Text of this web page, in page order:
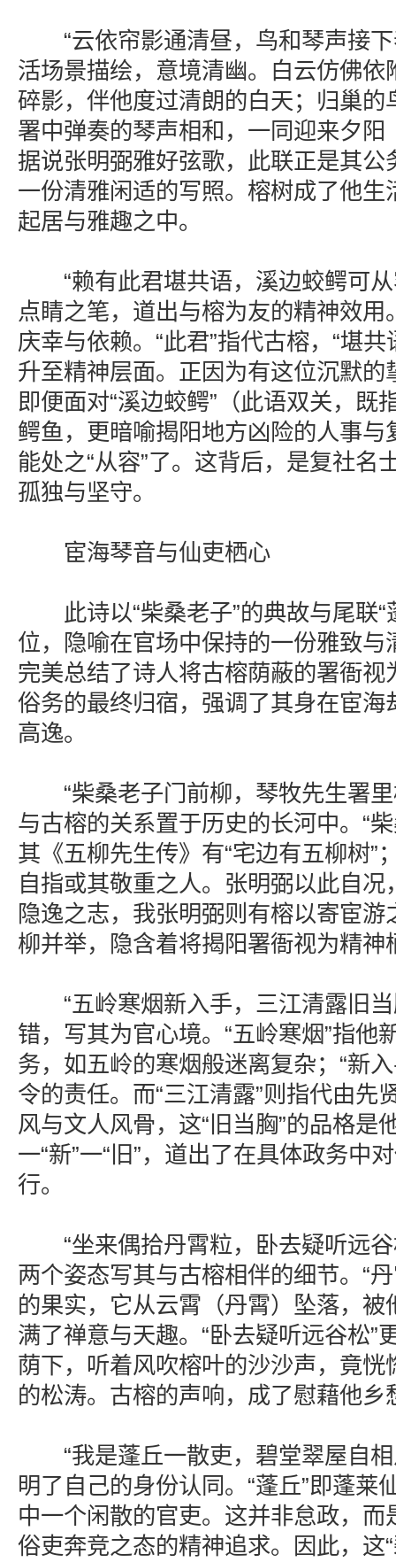
“云依帘影通清昼，鸟和琴声接下
活场景描绘，意境清幽。白云仿佛依
碎影，伴他度过清朗的白天；归巢的
署中弹奏的琴声相和，一同迎来夕阳
据说张明弼雅好弦歌，此联正是其公
一份清雅闲适的写照。榕树成了他生
起居与雅趣之中。
“赖有此君堪共语，溪边蛟鳄可从
点睛之笔，道出与榕为友的精神效用
庆幸与依赖。“此君”指代古榕，“堪
升至精神层面。正因为有这位沉默的
即便面对“溪边蛟鳄”（此语双关，既
鳄鱼，更暗喻揭阳地方凶险的人事与
能处之“从容”了。这背后，是复社名
孤独与坚守。
宦海琴音与仙吏栖心
此诗以“柴桑老子”的典故与尾联“
位，隐喻在官场中保持的一份雅致与
完美总结了诗人将古榕荫蔽的署衙视
俗务的最终归宿，强调了其身在宦海
高逸。
“柴桑老子门前柳，琴牧先生署里
与古榕的关系置于历史的长河中。“
其《五柳先生传》有“宅边有五柳树”
自指或其敬重之人。张明弼以此自
隐逸之志，我张明弼则有榕以寄宦
柳并举，隐含着将揭阳署衙视为精神
“五岭寒烟新入手，三江清露旧当
错，写其为官心境。“五岭寒烟”指他
务，如五岭的寒烟般迷离复杂；“新
令的责任。而“三江清露”则指代由先
风与文人风骨，这“旧当胸”的品格是
一“新”一“旧”，道出了在具体政务中
行。
“坐来偶拾丹霄粒，卧去疑听远谷
两个姿态写其与古榕相伴的细节。“
的果实，它从云霄（丹霄）坠落，被
满了禅意与天趣。“卧去疑听远谷松”
荫下，听着风吹榕叶的沙沙声，竟恍
的松涛。古榕的声响，成了慰藉他乡
“我是蓬丘一散吏，碧堂翠屋自相
明了自己的身份认同。“蓬丘”即蓬莱
中一个闲散的官吏。这并非怠政，而
俗吏奔竞之态的精神追求。因此，这